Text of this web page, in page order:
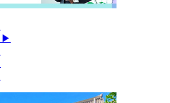
▶︎